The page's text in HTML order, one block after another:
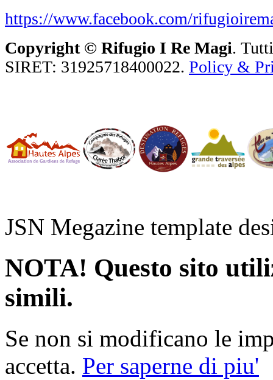
https://www.facebook.com/
Copyright © Rifugio I Re Magi.
SIRET: 31925718400022. Policy &
JSN Megazine template
NOTA! Questo sito
simili.
Se non si modificano le
accetta. Per saperne di piu'